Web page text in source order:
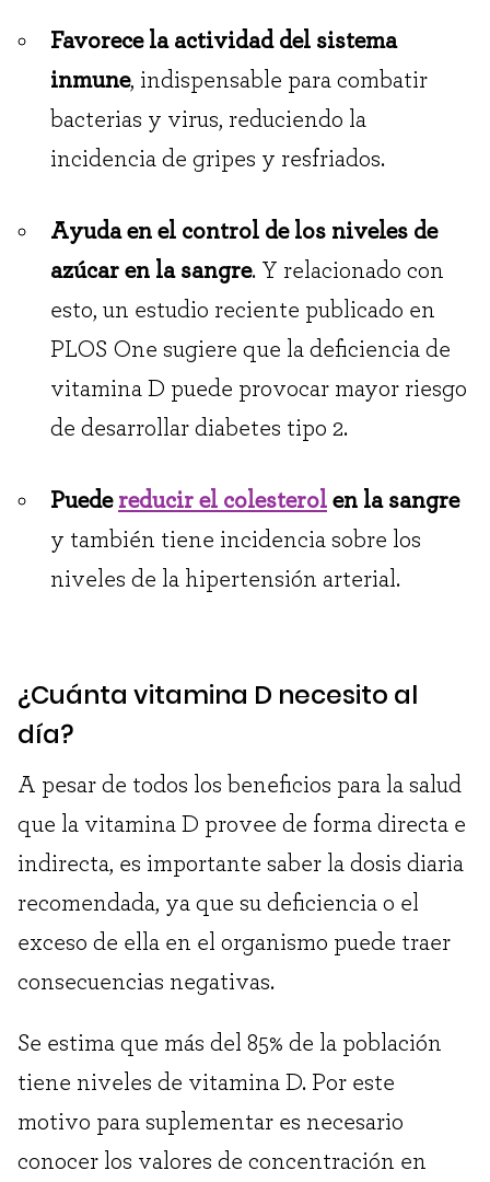
Favorece la actividad del sistema
inmune, indispensable para combatir
bacterias y virus, reduciendo la
incidencia de gripes y resfriados.
Ayuda en el control de los niveles de
azúcar en la sangre. Y relacionado con
esto, un estudio reciente publicado en
PLOS One sugiere que la deficiencia de
vitamina D puede provocar mayor riesgo
de desarrollar diabetes tipo 2.
Puede reducir el colesterol en la sangre
y también tiene incidencia sobre los
niveles de la hipertensión arterial.
¿Cuánta vitamina D necesito al
día?
A pesar de todos los beneficios para la salud
que la vitamina D provee de forma directa e
indirecta, es importante saber la dosis diaria
recomendada, ya que su deficiencia o el
exceso de ella en el organismo puede traer
consecuencias negativas.
Se estima que más del 85% de la población
tiene niveles de vitamina D. Por este
motivo para suplementar es necesario
conocer los valores de concentración en